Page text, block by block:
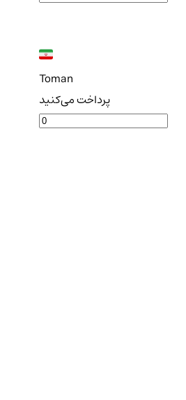
Toman
پرداخت می‌کنید